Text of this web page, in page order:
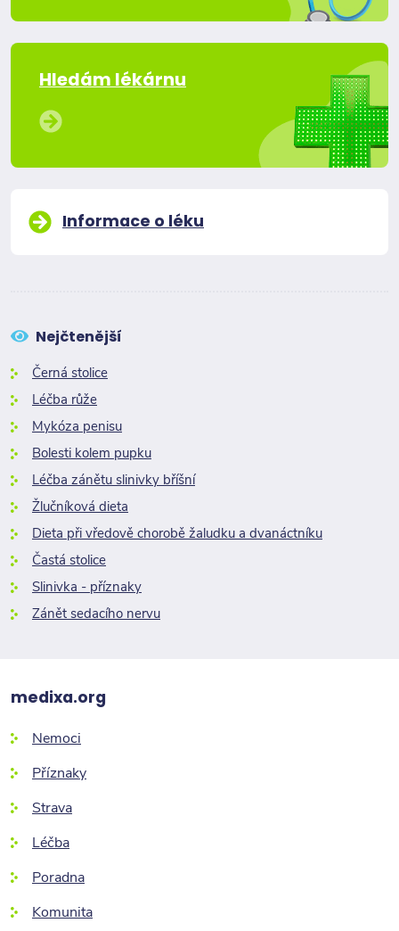
Hledám lékárnu
Informace o léku
Nejčtenější
Černá stolice
Léčba růže
Mykóza penisu
Bolesti kolem pupku
Léčba zánětu slinivky bříšní
Žlučníková dieta
Dieta při vředově chorobě žaludku a dvanáctníku
Častá stolice
Slinivka - příznaky
Zánět sedacího nervu
medixa.org
Nemoci
Příznaky
Strava
Léčba
Poradna
Komunita